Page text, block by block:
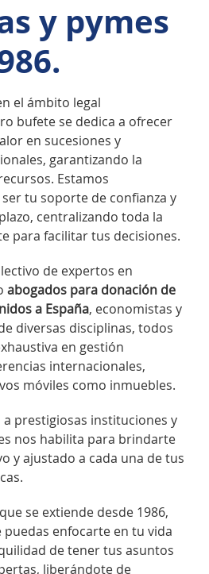
y pymes
el ámbito legal
bufete se dedica a ofrecer
en sucesiones y
garantizando la
Estamos
tu soporte de confianza y
centralizando toda la
para facilitar tus decisiones.
de expertos en
abogados para donación de
a España, economistas y
diversas disciplinas, todos
en gestión
internacionales,
móviles como inmuebles.
prestigiosas instituciones y
nos habilita para brindarte
y ajustado a cada una de tus
se extiende desde 1986,
enfocarte en tu vida
de tener tus asuntos
liberándote de